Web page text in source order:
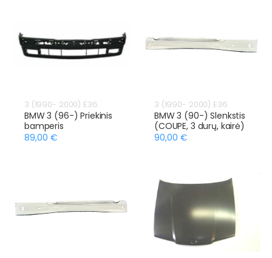
3 (1990- 2000) E36
BMW 3 (96-) Priekinis
bamperis
89,00 €
3 (1990- 2000) E36
BMW 3 (90-) Slenkstis
(COUPE, 3 durų, kairė)
90,00 €